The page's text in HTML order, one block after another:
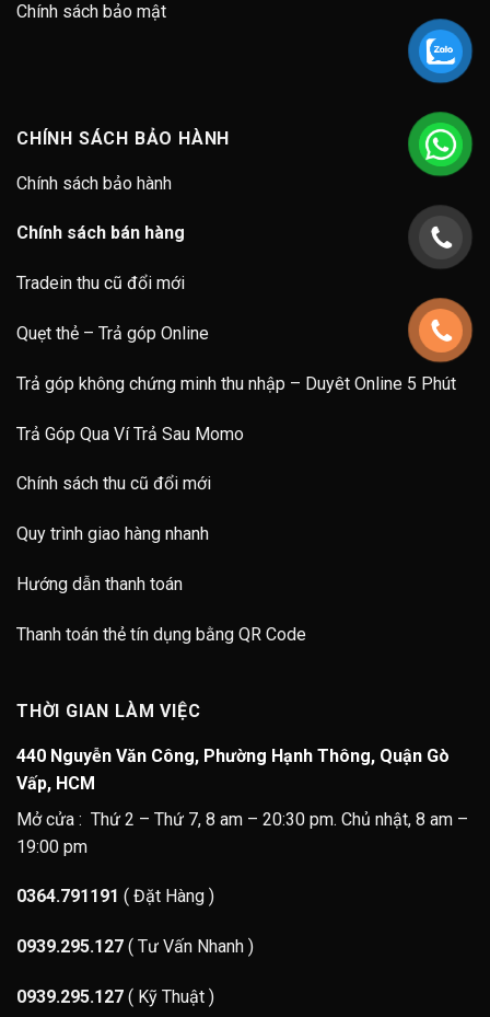
Chính sách bảo mật
CHÍNH SÁCH BẢO HÀNH
Chính sách bảo hành
Chính sách bán hàng
Tradein thu cũ đổi mới
Quẹt thẻ – Trả góp Online
Trả góp không chứng minh thu nhập – Duyêt Online 5 Phút
Trả Góp Qua Ví Trả Sau Momo
Chính sách thu cũ đổi mới
Quy trình giao hàng nhanh
Hướng dẫn thanh toán
Thanh toán thẻ tín dụng bằng QR Code
THỜI GIAN LÀM VIỆC
440 Nguyễn Văn Công, Phường Hạnh Thông, Quận Gò
Vấp, HCM
Mở cửa : Thứ 2 – Thứ 7, 8 am – 20:30 pm. Chủ nhật, 8 am –
19:00 pm
0364.791191 ( Đặt Hàng )
0939.295.127 ( Tư Vấn Nhanh )
0939.295.127 ( Kỹ Thuật )